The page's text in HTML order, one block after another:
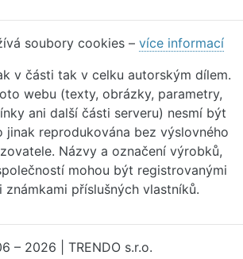
soubory cookies – více informací
v části tak v celku autorským dílem.
webu (texty, obrázky, parametry,
ani další části serveru) nesmí být
jinak reprodukována bez výslovného
Názvy a označení výrobků,
mohou být registrovanými
známkami příslušných vlastníků.
– 2026 | TRENDO s.r.o.